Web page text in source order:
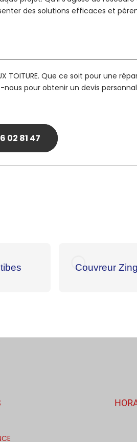
des solutions efficaces et
TOITURE. Que ce soit pour une
pour obtenir un devis
02 81 47
Couvreur